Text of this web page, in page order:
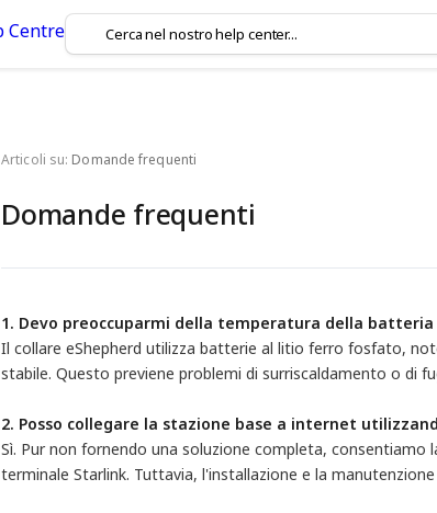
Articoli su: Domande frequenti
Domande frequenti
1. Devo preoccuparmi della temperatura della
Il collare eShepherd utilizza batterie al litio ferro fosfato,
stabile. Questo previene problemi di surriscaldamento o di
2. Posso collegare la stazione base a internet
Sì. Pur non fornendo una soluzione completa,
terminale Starlink. Tuttavia, l'installazione e la